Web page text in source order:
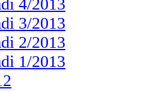
4/2013
3/2013
2/2013
1/2013